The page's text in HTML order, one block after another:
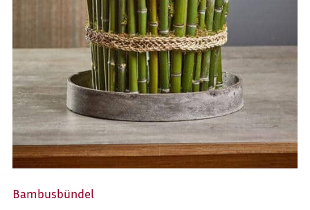
Bambusbündel